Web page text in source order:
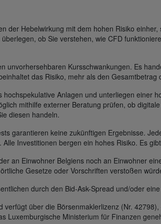
der Hebelwirkung mit dem hohen Risiko
ob Sie verstehen, wie CFD
unvorhersehbaren Kursschwankungen. Es
das Risiko, mehr als den Gesamtbetrag
Anlagen und unterliegen einer
mithilfe externer Beratung prüfen, ob
diesen handeln.
garantieren keine zukünftigen Ergebnisse.
Investitionen bergen ein hohes Risiko. Es
an Einwohner Belgiens noch an Einwohner
Gesetze oder Vorschriften verstoßen
durch den Bid-Ask-Spread und/oder
verfügt über die Börsenmaklerlizenz (Nr.
Luxemburgische Ministerium für Finanzen